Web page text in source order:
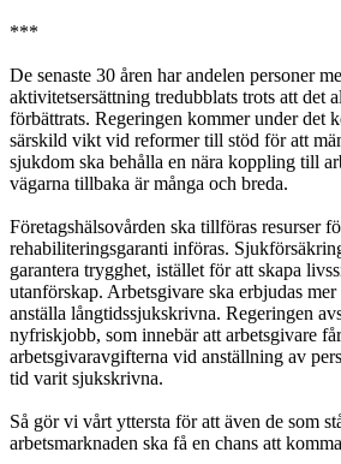
***
De senaste 30 åren har andelen personer
aktivitetsersättning tredubblats trots att det
förbättrats. Regeringen kommer under det
särskild vikt vid reformer till stöd för att
sjukdom ska behålla en nära koppling till
vägarna tillbaka är många och breda.
Företagshälsovården ska tillföras resurser
rehabiliteringsgaranti införas.
garantera trygghet, istället för att skapa
utanförskap. Arbetsgivare ska erbjudas
anställa långtidssjukskrivna. Regeringen
nyfriskjobb, som innebär att arbetsgivare
arbetsgivaravgifterna vid anställning av
tid varit sjukskrivna.
Så gör vi vårt yttersta för att även de som
arbetsmarknaden ska få en chans att